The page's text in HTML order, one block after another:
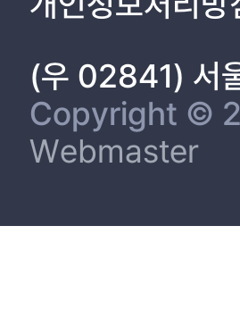
(우 02841) 서
Copyright ©
Webmaster